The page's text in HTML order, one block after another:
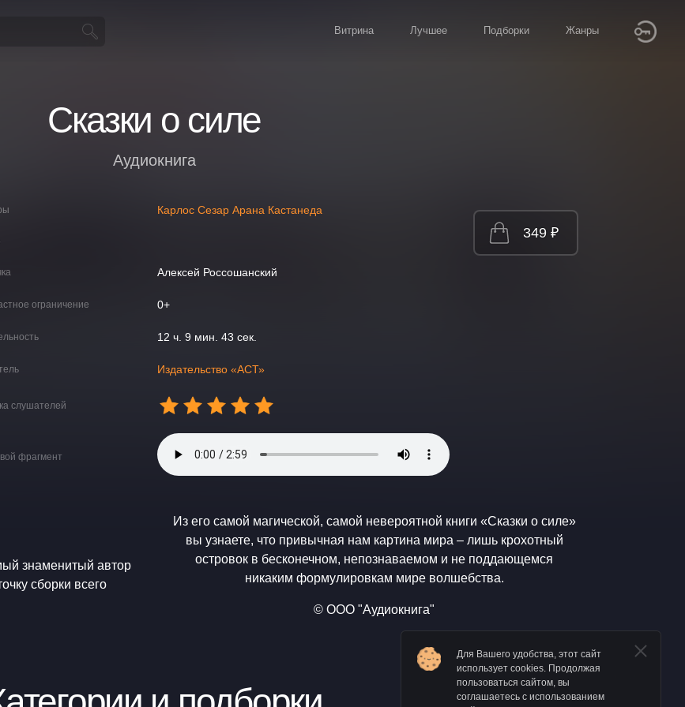
Витрина Лучшее Подборки Жанры
Сказки о силе
Аудиокнига
Карлос Сезар Арана Кастанеда
Алексей Россошанский
ограничение 0+
12 ч. 9 мин. 43 сек.
Издательство «АСТ»
слушателей
фрагмент
349 ₽
знаменитый автор
сборки всего
Из его самой магической, самой невероятной книги «Сказки о силе»
вы узнаете, что привычная нам картина мира – лишь крохотный
островок в бесконечном, непознаваемом и не поддающемся
никаким формулировкам мире волшебства.
© ООО "Аудиокнига"
Для Вашего удобства, этот сайт
использует cookies. Продолжая
пользоваться сайтом, вы
соглашаетесь с использованием